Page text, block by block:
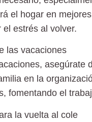
el hogar en
estrés al volver.
las vacaciones
asegúrate
en la
fomentando el
la vuelta al cole